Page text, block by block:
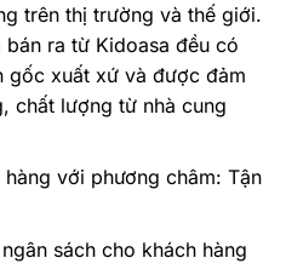
trên thị trường và thế giới.
ra từ Kidoasa đều có
gốc xuất xứ và được đảm
chất lượng từ nhà cung
với phương châm: Tận
sách cho khách hàng